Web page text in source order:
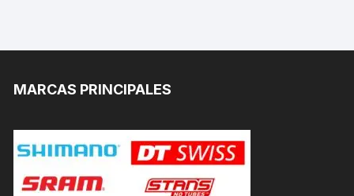
MARCAS PRINCIPALES